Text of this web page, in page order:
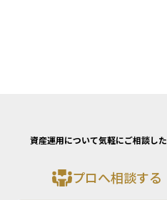
資産運用について気軽にご相談し
プロへ相談する